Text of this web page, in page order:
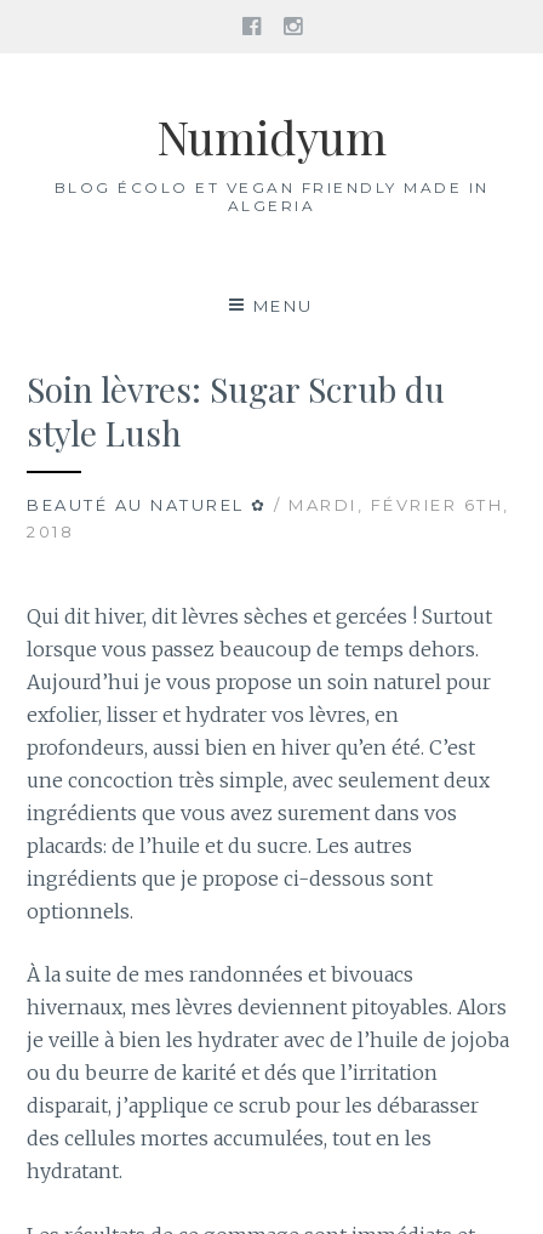
FacebookInstagram
Numidyum
BLOG ÉCOLO ET VEGAN FRIENDLY MADE IN
ALGERIA
MENU
Soin lèvres: Sugar Scrub du
style Lush
BEAUTÉ AU NATUREL ✿ / MARDI, FÉVRIER 6TH,
2018
Qui dit hiver, dit lèvres sèches et gercées ! Surtout
lorsque vous passez beaucoup de temps dehors.
Aujourd’hui je vous propose un soin naturel pour
exfolier, lisser et hydrater vos lèvres, en
profondeurs, aussi bien en hiver qu’en été. C’est
une concoction très simple, avec seulement deux
ingrédients que vous avez surement dans vos
placards: de l’huile et du sucre. Les autres
ingrédients que je propose ci-dessous sont
optionnels.
À la suite de mes randonnées et bivouacs
hivernaux, mes lèvres deviennent pitoyables. Alors
je veille à bien les hydrater avec de l’huile de jojoba
ou du beurre de karité et dés que l’irritation
disparait, j’applique ce scrub pour les débarasser
des cellules mortes accumulées, tout en les
hydratant.